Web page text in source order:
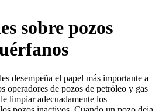
sobre pozos
desempeña el papel más importante a
operadores de pozos de petróleo y gas
limpiar adecuadamente los